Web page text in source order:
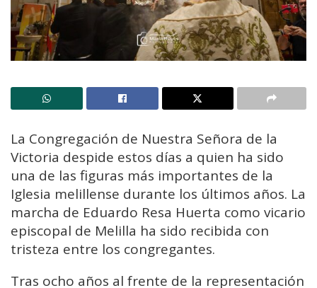
La Congregación de Nuestra Señora de la
Victoria despide estos días a quien ha sido
una de las figuras más importantes de la
Iglesia melillense durante los últimos años. La
marcha de Eduardo Resa Huerta como vicario
episcopal de Melilla ha sido recibida con
tristeza entre los congregantes.
Tras ocho años al frente de la representación